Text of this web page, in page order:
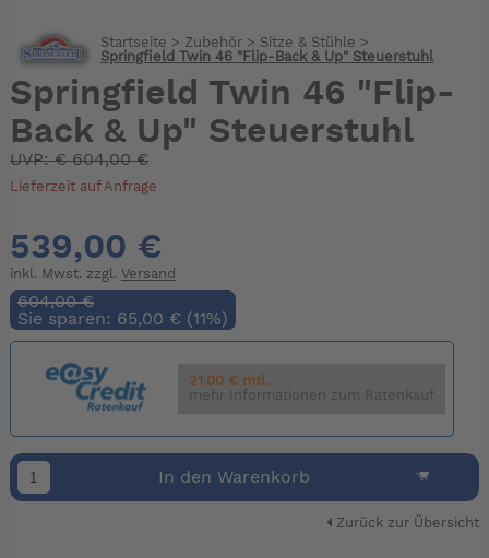
Startseite > Zubehör > Sitze & Stühle >
Springfield Twin 46 "Flip-Back & Up" Steuerstuhl
Springfield Twin 46 "Flip-
Back & Up" Steuerstuhl
UVP:€604,00 €
Lieferzeit auf Anfrage
539,00 €
inkl. Mwst. zzgl. Versand
604,00 €
Sie sparen: 65,00 € (11%)
21.00 € mtl.
mehr Informationen zum Ratenkauf
In den Warenkorb
Zurück zur Übersicht